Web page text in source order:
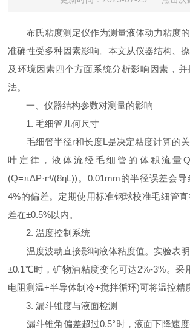
布氏粘度测定仪作为测量液体动力粘度的
准确性受多种因素影响。本文从仪器结构、
及环境因素四个方面系统分析影响因素，
法。
一、仪器结构参数对测量的影响
1. 毛细管几何尺寸
毛细管半径r和长度L是决定粘度计算的关
叶定律，液体流经毛细管的体积流量
(Q=πΔP·r⁴/(8ηL))。0.01mm的半径误差会
4%的偏差。定期使用标准钢球校准毛细管
差在±0.5%以内。
2. 温度控制系统
温度波动直接影响液体粘度值。实验表明
±0.1℃时，矿物油粘度变化可达2%-3%。采
电阻测温+半导体制冷+搅拌循环)可将温控精
3. 漏斗锥度与液面检测
漏斗锥角偏差超过0.5°时，液面下降速度